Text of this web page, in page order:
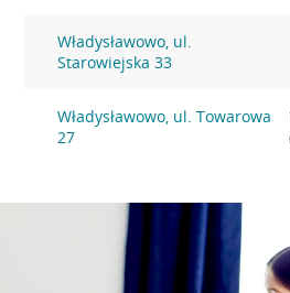
Władysławowo, ul.
Starowiejska 33
Władysławowo, ul. Towarowa
27